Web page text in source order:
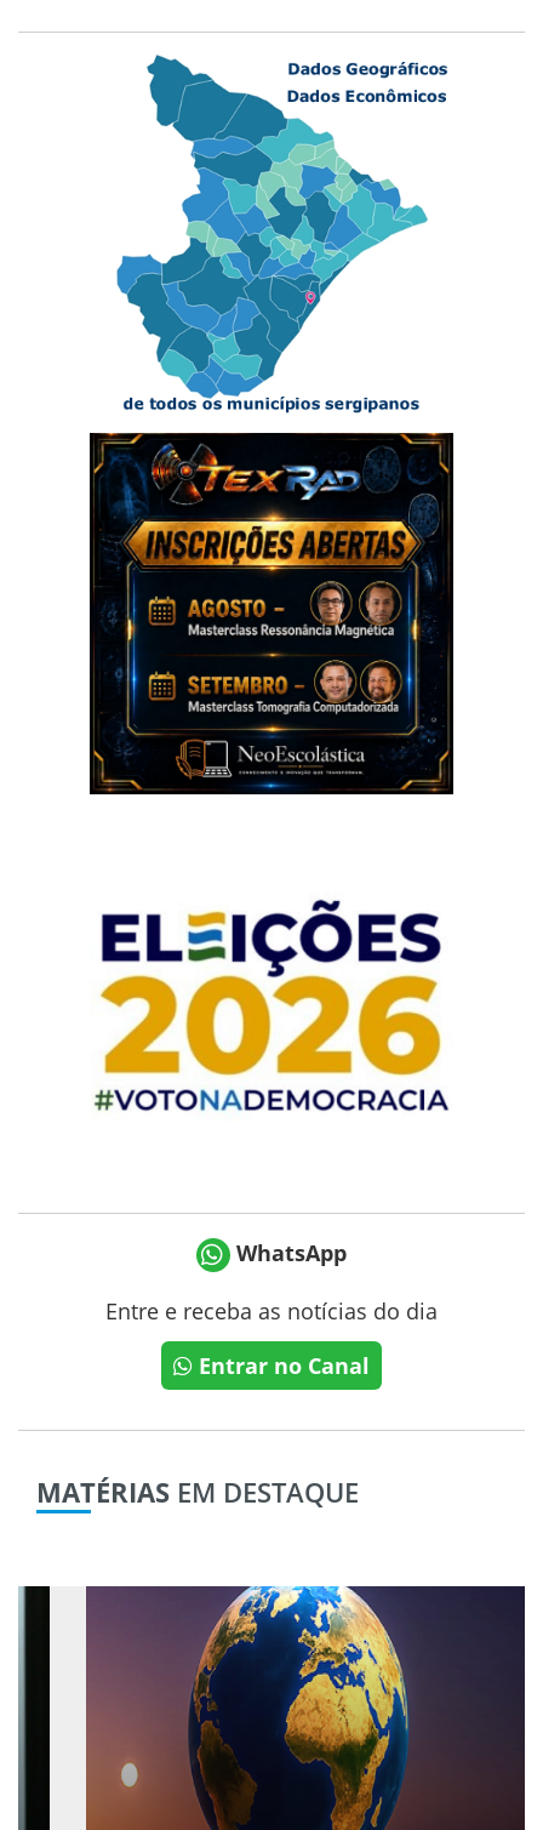
WhatsApp
Entre e receba as notícias do dia
Entrar no Canal
MATÉRIAS EM DESTAQUE